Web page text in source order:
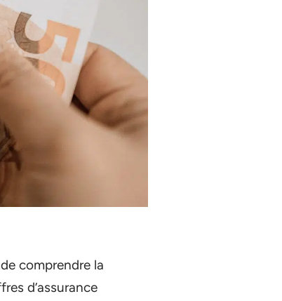
comprendre la
d’assurance